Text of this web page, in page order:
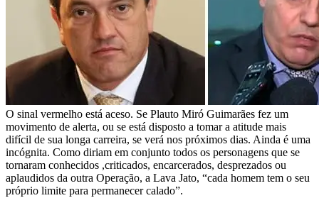
O sinal vermelho está aceso. Se Plauto Miró Guimarães fez um
movimento de alerta, ou se está disposto a tomar a atitude mais
difícil de sua longa carreira, se verá nos próximos dias. Ainda é uma
incógnita. Como diriam em conjunto todos os personagens que se
tornaram conhecidos ,criticados, encarcerados, desprezados ou
aplaudidos da outra Operação, a Lava Jato, “cada homem tem o seu
próprio limite para permanecer calado”.